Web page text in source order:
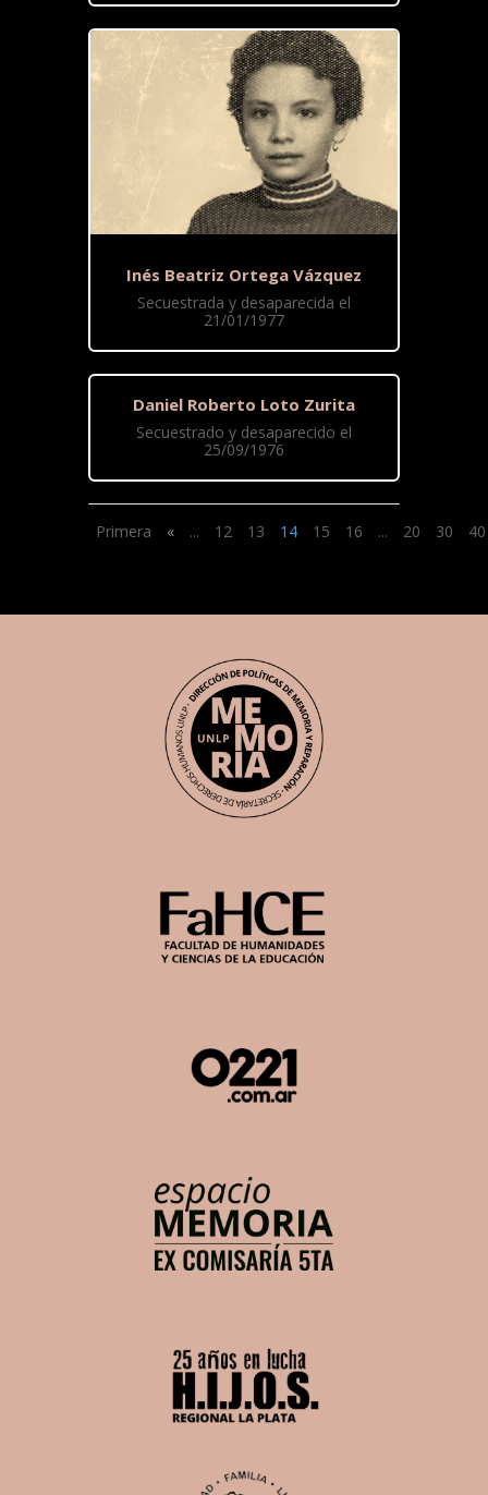
Inés Beatriz Ortega Vázquez
Secuestrada y desaparecida el
21/01/1977
Daniel Roberto Loto Zurita
Secuestrado y desaparecido el
25/09/1976
Primera « ... 12 13 14 15 16 ... 20 30 40